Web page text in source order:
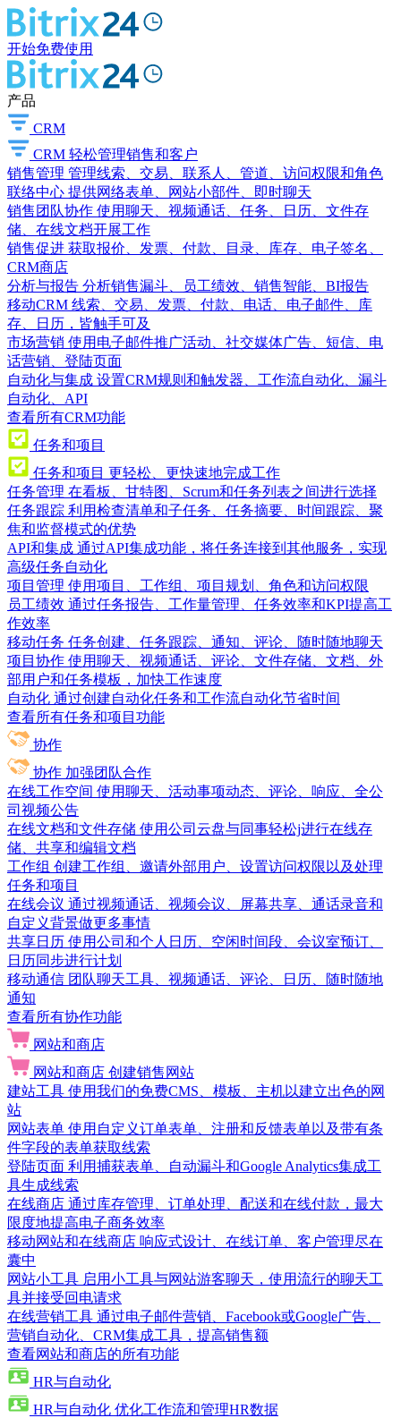
开始免费使用
产品
CRM
CRM 轻松管理销售和客户
销售管理 管理线索、交易、联系人、管道、访问权限和角色
联络中心 提供网络表单、网站小部件、即时聊天
销售团队协作 使用聊天、视频通话、任务、日历、文件存
储、在线文档开展工作
销售促进 获取报价、发票、付款、目录、库存、电子签名、
CRM商店
分析与报告 分析销售漏斗、员工绩效、销售智能、BI报告
移动CRM 线索、交易、发票、付款、电话、电子邮件、库
存、日历，皆触手可及
市场营销 使用电子邮件推广活动、社交媒体广告、短信、电
话营销、登陆页面
自动化与集成 设置CRM规则和触发器、工作流自动化、漏斗
自动化、API
查看所有CRM功能
任务和项目
任务和项目 更轻松、更快速地完成工作
任务管理 在看板、甘特图、Scrum和任务列表之间进行选择
任务跟踪 利用检查清单和子任务、任务摘要、时间跟踪、聚
焦和监督模式的优势
API和集成 通过API集成功能，将任务连接到其他服务，实现
高级任务自动化
项目管理 使用项目、工作组、项目规划、角色和访问权限
员工绩效 通过任务报告、工作量管理、任务效率和KPI提高工
作效率
移动任务 任务创建、任务跟踪、通知、评论、随时随地聊天
项目协作 使用聊天、视频通话、评论、文件存储、文档、外
部用户和任务模板，加快工作速度
自动化 通过创建自动化任务和工作流自动化节省时间
查看所有任务和项目功能
协作
协作 加强团队合作
在线工作空间 使用聊天、活动事项动态、评论、响应、全公
司视频公告
在线文档和文件存储 使用公司云盘与同事轻松j进行在线存
储、共享和编辑文档
工作组 创建工作组、邀请外部用户、设置访问权限以及处理
任务和项目
在线会议 通过视频通话、视频会议、屏幕共享、通话录音和
自定义背景做更多事情
共享日历 使用公司和个人日历、空闲时间段、会议室预订、
日历同步进行计划
移动通信 团队聊天工具、视频通话、评论、日历、随时随地
通知
查看所有协作功能
网站和商店
网站和商店 创建销售网站
建站工具 使用我们的免费CMS、模板、主机以建立出色的网
站
网站表单 使用自定义订单表单、注册和反馈表单以及带有条
件字段的表单获取线索
登陆页面 利用捕获表单、自动漏斗和Google Analytics集成工
具生成线索
在线商店 通过库存管理、订单处理、配送和在线付款，最大
限度地提高电子商务效率
移动网站和在线商店 响应式设计、在线订单、客户管理尽在
囊中
网站小工具 启用小工具与网站游客聊天，使用流行的聊天工
具并接受回电请求
在线营销工具 通过电子邮件营销、Facebook或Google广告、
营销自动化、CRM集成工具，提高销售额
查看网站和商店的所有功能
HR与自动化
HR与自动化 优化工作流和管理HR数据